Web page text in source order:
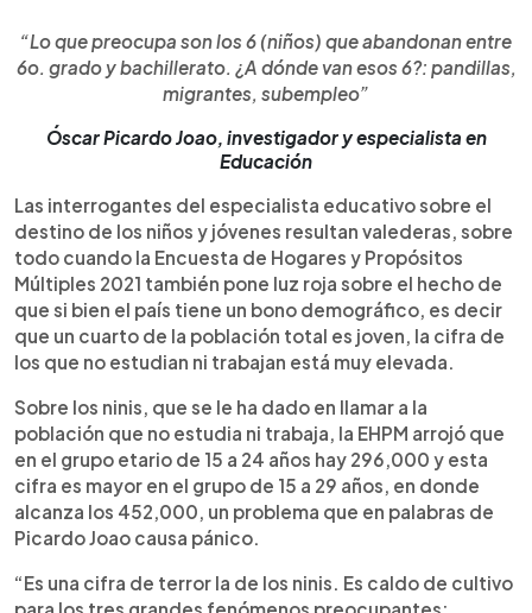
“Lo que preocupa son los 6 (niños) que abandonan entre
6o. grado y bachillerato. ¿A dónde van esos 6?: pandillas,
migrantes, subempleo”
Óscar Picardo Joao, investigador y especialista en
Educación
Las interrogantes del especialista educativo sobre el
destino de los niños y jóvenes resultan valederas, sobre
todo cuando la Encuesta de Hogares y Propósitos
Múltiples 2021 también pone luz roja sobre el hecho de
que si bien el país tiene un bono demográfico, es decir
que un cuarto de la población total es joven, la cifra de
los que no estudian ni trabajan está muy elevada.
Sobre los ninis, que se le ha dado en llamar a la
población que no estudia ni trabaja, la EHPM arrojó que
en el grupo etario de 15 a 24 años hay 296,000 y esta
cifra es mayor en el grupo de 15 a 29 años, en donde
alcanza los 452,000, un problema que en palabras de
Picardo Joao causa pánico.
“Es una cifra de terror la de los ninis. Es caldo de cultivo